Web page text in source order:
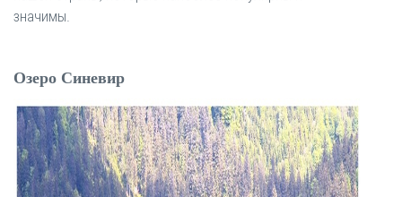
значимы.
Озеро Синевир